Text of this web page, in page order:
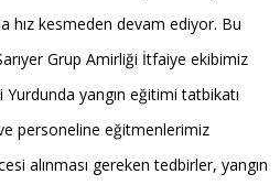
hız kesmeden devam ediyor. Bu
Grup Amirliği İtfaiye ekibimiz
yangın eğitimi tatbikatı
personeline eğitmenlerimiz
alınması gereken tedbirler, yangın